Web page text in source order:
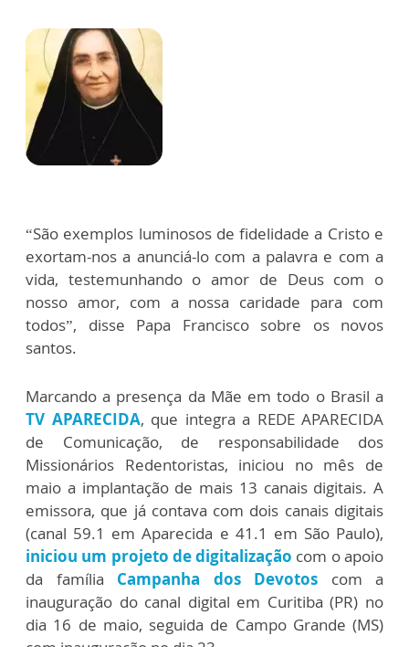
“São exemplos luminosos de fidelidade a Cristo e
exortam-nos a anunciá-lo com a palavra e com a
vida, testemunhando o amor de Deus com o
nosso amor, com a nossa caridade para com
todos”, disse Papa Francisco sobre os novos
santos.
Marcando a presença da Mãe em todo o Brasil a
TV APARECIDA, que integra a REDE APARECIDA
de Comunicação, de responsabilidade dos
Missionários Redentoristas, iniciou no mês de
maio a implantação de mais 13 canais digitais. A
emissora, que já contava com dois canais digitais
(canal 59.1 em Aparecida e 41.1 em São Paulo),
iniciou um projeto de digitalização com o apoio
da família Campanha dos Devotos com a
inauguração do canal digital em Curitiba (PR) no
dia 16 de maio, seguida de Campo Grande (MS)